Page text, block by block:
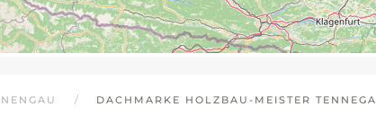
DACHMARKE HOLZBAU-MEISTER